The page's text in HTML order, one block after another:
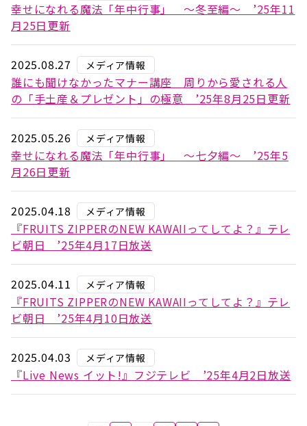
幸せになれる魔法「年中行事」 ～冬至編～ ’25年11
月25日更新
2025.08.27 メディア情報
誰にも聞けなかったマナー講座 周りから愛される人
の「手土産＆プレゼント」の極意 ’25年8月25日更新
2025.05.26 メディア情報
幸せになれる魔法「年中行事」 ～七夕編～ ’25年5
月26日更新
2025.04.18 メディア情報
『FRUITS ZIPPERのNEW KAWAIIってしてよ？』テレ
ビ朝日 ’25年4月17日放送
2025.04.11 メディア情報
『FRUITS ZIPPERのNEW KAWAIIってしてよ？』テレ
ビ朝日 ’25年4月10日放送
2025.04.03 メディア情報
『Live News イット!』フジテレビ ’25年4月2日放送